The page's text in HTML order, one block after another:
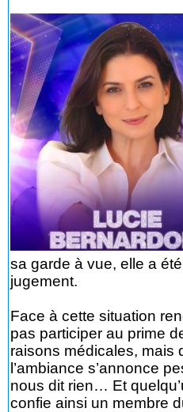
sa garde à vue, elle a
jugement.
Face à cette situation
pas participer au prime
raisons médicales, mais
l’ambiance s’annonce
nous dit rien… Et
confie ainsi un membre